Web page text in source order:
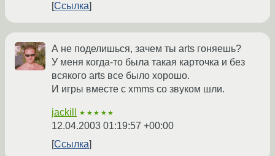
Ссылка
А не поделишься, зачем ты arts гоняешь?
У меня когда-то была такая карточка и без
всякого arts все было хорошо.
И игры вместе с xmms со звуком шли.
jackill ★★★★★
12.04.2003 01:19:57 +00:00
Ссылка